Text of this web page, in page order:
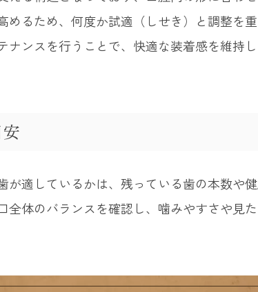
めるため、何度か試適（しせき）と調整を
ナンスを行うことで、快適な装着感を維持し
が適しているかは、残っている歯の本数や
全体のバランスを確認し、噛みやすさや見